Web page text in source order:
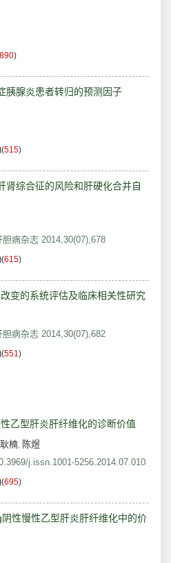
890)
胰腺炎患者转归的预测因子
(515)
肾综合征的风险和肝硬化合并自
胆病杂志 2014,30(07),678
(615)
变的系统评估及临床相关性研究
胆病杂志 2014,30(07),682
(551)
乙型肝炎肝纤维化的诊断价值
耿楠, 陈煜
j.issn.1001-5256.2014.07.010
(695)
性慢性乙型肝炎肝纤维化中的价